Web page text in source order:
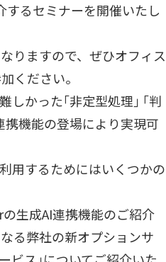
するセミナーを開催いたし
りますので、ぜひオフィス
ください。
しかった｢非定型処理｣ ｢判
機能の登場により実現可
用するためにはいくつかの
生成AI連携機能のご紹介
る弊社の新オプションサ